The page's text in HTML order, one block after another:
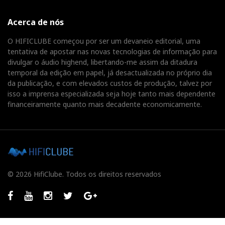
Acerca de nós
O HIFICLUBE começou por ser um devaneio editorial, uma
tentativa de apostar nas novas tecnologias de informação para
divulgar o áudio highend, libertando-me assim da ditadura
temporal da edição em papel, já desactualizada no próprio dia
da publicação, e com elevados custos de produção, talvez por
isso a imprensa especializada seja hoje tanto mais dependente
financeiramente quanto mais decadente economicamente.
© 2026 HifiClube. Todos os direitos reservados
FacebookYoutubeInstagramTwitterGooglePlus